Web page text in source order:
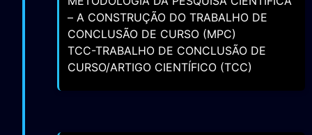
– A CONSTRUÇÃO DO TRABALHO DE
CONCLUSÃO DE CURSO (MPC)
TCC-TRABALHO DE CONCLUSÃO DE
CURSO/ARTIGO CIENTÍFICO (TCC)